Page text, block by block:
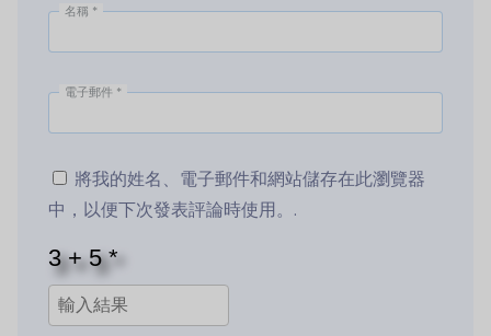
名稱 *
電子郵件 *
將我的姓名、電子郵件和網站儲存在此瀏覽器
中，以便下次發表評論時使用。.